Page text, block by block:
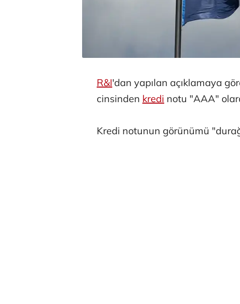
R&I'dan yapılan açıklamaya
cinsinden kredi notu "AAA"
Kredi notunun görünümü